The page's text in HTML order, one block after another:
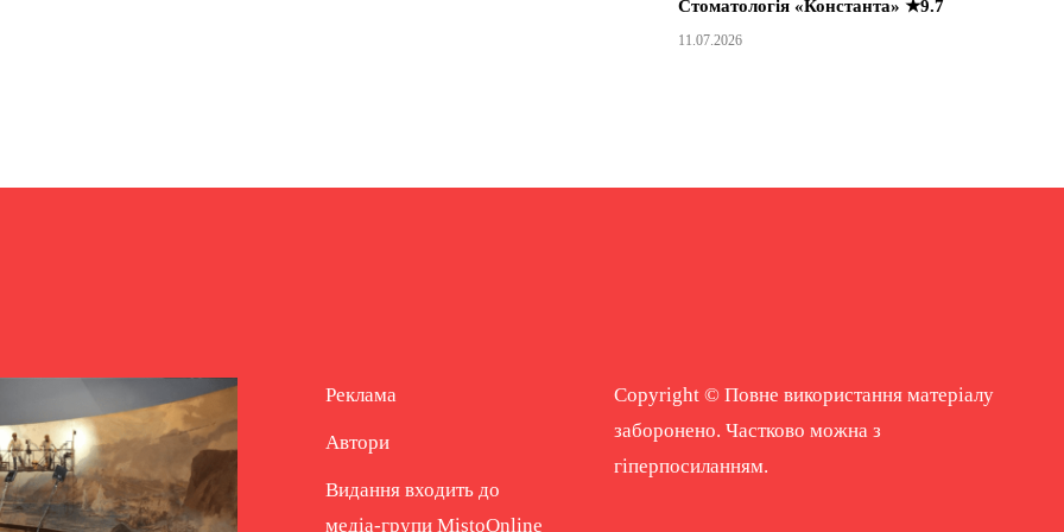
Стоматологія «Константа» ★9.7
11.07.2026
Реклама
Автори
Видання входить до
медіа-групи MistoOnline
Copyright © Повне використання матеріалу
заборонено. Частково можна з
гіперпосиланням.